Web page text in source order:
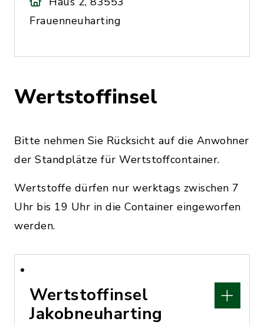
Frauenneuharting
Wertstoffinsel
Bitte nehmen Sie Rücksicht auf die Anwohner
der Standplätze für Wertstoffcontainer.
Wertstoffe dürfen nur werktags zwischen 7
Uhr bis 19 Uhr in die Container eingeworfen
werden.
Wertstoffinsel
Jakobneuharting